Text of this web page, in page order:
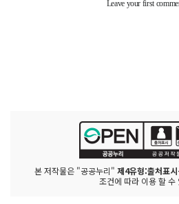
본 저작물은 "공공누리" 제4유형:출처표
조건에 따라 이용 할 수